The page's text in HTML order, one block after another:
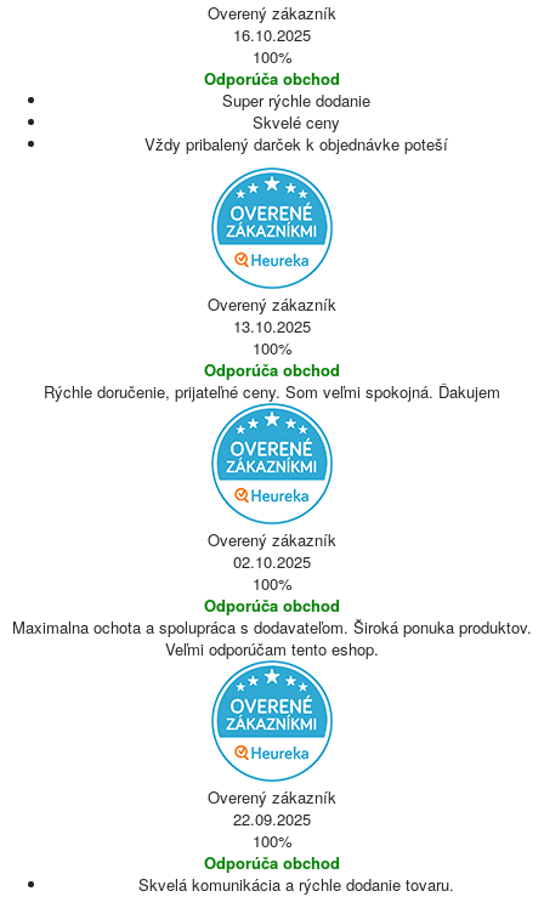
Overený zákazník
16.10.2025
100%
Odporúča obchod
Super rýchle dodanie
Skvelé ceny
Vždy pribalený darček k objednávke poteší
Overený zákazník
13.10.2025
100%
Odporúča obchod
Rýchle doručenie, prijateľné ceny. Som veľmi spokojná. Ďakujem
Overený zákazník
02.10.2025
100%
Odporúča obchod
Maximalna ochota a spolupráca s dodavateľom. Široká ponuka produktov.
Veľmi odporúčam tento eshop.
Overený zákazník
22.09.2025
100%
Odporúča obchod
Skvelá komunikácia a rýchle dodanie tovaru.